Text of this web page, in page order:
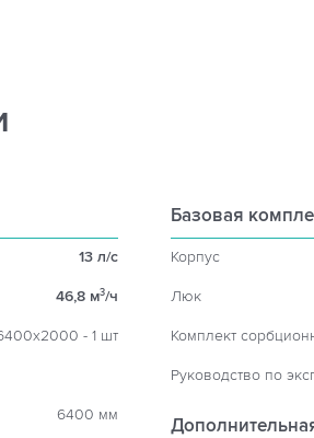
13 л/с
46,8 м3/ч
- 1 шт
6400 мм
Базовая
Корпус
Люк
Комплект
Руководство по